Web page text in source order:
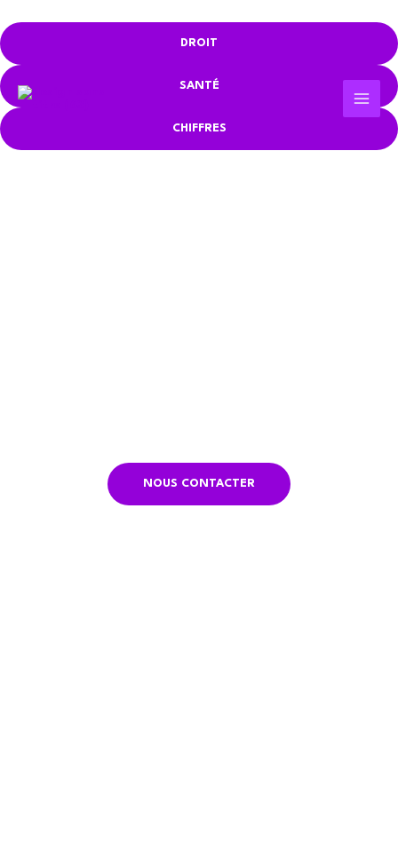
au
contenu
DROIT
SANTÉ
CHIFFRES
NOUS CONTACTER